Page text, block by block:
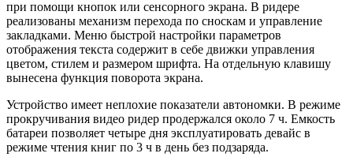
при помощи кнопок или сенсорного экрана. В ридере
реализованы механизм перехода по сноскам и управление
закладками. Меню быстрой настройки параметров
отображения текста содержит в себе движки управления
цветом, стилем и размером шрифта. На отдельную клавишу
вынесена функция поворота экрана.
Устройство имеет неплохие показатели автономки. В режиме
прокручивания видео ридер продержался около 7 ч. Емкость
батареи позволяет четыре дня эксплуатировать девайс в
режиме чтения книг по 3 ч в день без подзаряда.